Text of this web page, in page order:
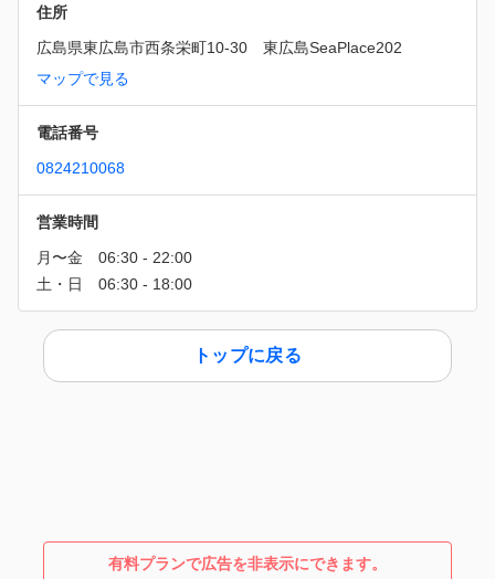
住所
広島県東広島市西条栄町10-30　東広島SeaPlace202
マップで見る
電話番号
0824210068
営業時間
トップに戻る
有料プランで広告を非表示にできます。